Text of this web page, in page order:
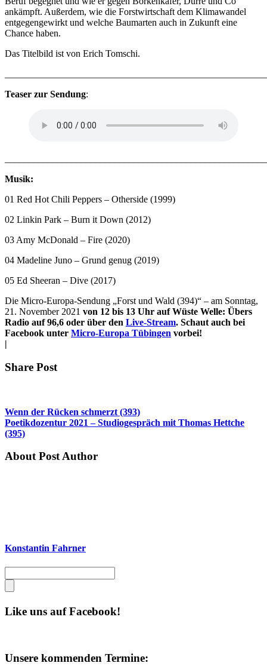
ankämpft. Außerdem, wie die Forstwirtschaft dem Klimawandel
entgegengewirkt und welche Baumarten auch in Zukunft eine
Chance haben.
Das Titelbild ist von Erich Tomschi.
Teaser zur Sendung:
Musik:
01 Red Hot Chili Peppers – Otherside (1999)
02 Linkin Park – Burn it Down (2012)
03 Amy McDonald – Fire (2020)
04 Madeline Juno – Grund genug (2019)
05 Ed Sheeran – Dive (2017)
Die Micro-Europa-Sendung „Forst und Wald (394)“ – am Sonntag,
21. November 2021 von 12 bis 13 Uhr auf Wüste Welle: Übers
Radio auf 96,6 oder über den Live-Stream. Schaut auch bei
Facebook unter Micro-Europa Tübingen vorbei!
|
Share Post
Wenn der Rücken schmerzt (393)
Poetikdozentur 2021 – Studiogespräch mit Thomas Hettche
(395)
About Post Author
Konstantin Fahrner
Like uns auf Facebook!
Unsere kommenden Termine: